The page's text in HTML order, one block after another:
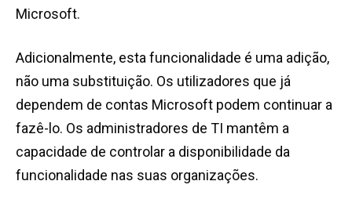
Microsoft.
Adicionalmente, esta funcionalidade é uma adição,
não uma substituição. Os utilizadores que já
dependem de contas Microsoft podem continuar a
fazê-lo. Os administradores de TI mantêm a
capacidade de controlar a disponibilidade da
funcionalidade nas suas organizações.